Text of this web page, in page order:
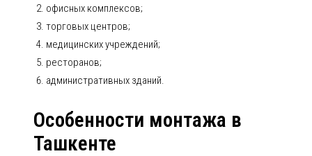
офисных комплексов;
торговых центров;
медицинских учреждений;
ресторанов;
административных зданий.
Особенности монтажа в
Ташкенте